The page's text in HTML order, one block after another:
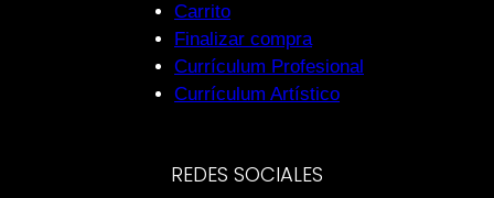
Carrito
Finalizar compra
Currículum Profesional
Currículum Artístico
REDES SOCIALES